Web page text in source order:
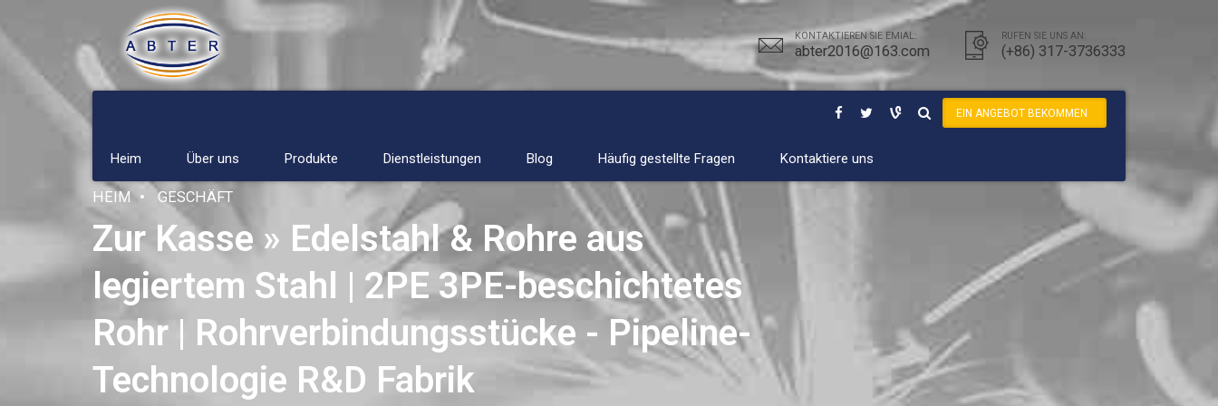
KONTAKTIEREN SIE EMIAL:
abter2016@163.com
RUFEN SIE UNS AN:
(+86) 317-3736333
EIN ANGEBOT BEKOMMEN
Heim Über uns Produkte Dienstleistungen Blog Häufig gestellte Fragen Kontaktiere uns
HEIM GESCHÄFT
Zur Kasse » Edelstahl & Rohre aus
legiertem Stahl | 2PE 3PE-beschichtetes
Rohr | Rohrverbindungsstücke - Pipeline-
Technologie R&D Fabrik